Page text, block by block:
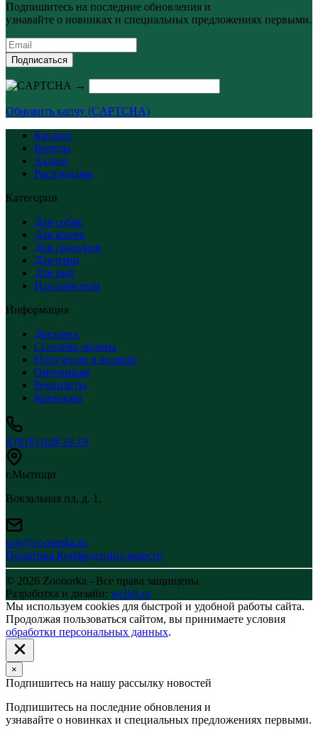
Подпишитесь на последние обновления и
узнавайте о новинках и специальных предложениях первыми.
Подписаться
→
Обновить капчу (CAPTCHA)
Каталог
Бренды
Акции
Распродажи
Категории
Для собак
Для кошек
Для грызунов
Для птиц
Для рыб
Наполнители
Информация
Доставка
Способы оплаты
Получение и возврат
Оптовикам
Реквизиты
Контакты
8 (916) 028-19-19
г.Мытищи
Вокзальная пл, д. 1,
sale@zoonorka.ru
Политика Конфиденциальности
© 2026 Zoonorka - Все права защищены.
Разработка и дизайн: welldi.ru
Мы используем cookies для быстрой и удобной работы сайта.
Продолжая пользоваться сайтом, вы принимаете условия
обработки персональных данных.
×
Подпишитесь на нашу рассылку новостей
Подпишитесь на последние обновления и
узнавайте о новинках и специальных предложениях первыми.